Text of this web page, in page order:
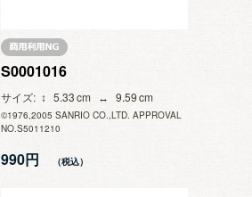
S0001016
サイズ 5.33 9.59
©1976,2005 SANRIO CO.,LTD. APPROVAL
NO.S5011210
990円